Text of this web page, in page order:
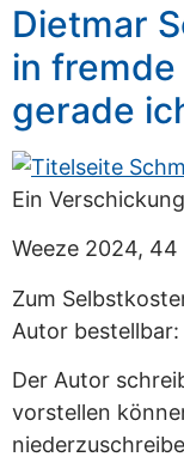
Dietmar
in fremde
gerade
Ein
Weeze 2024, 44
Zum
Autor bestellbar:
Der Autor
vorstellen